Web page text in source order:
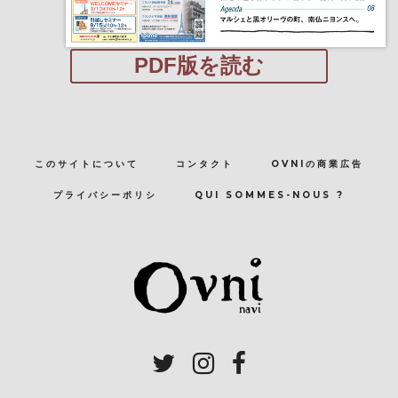
PDF版を読む
このサイトについて コンタクト OVNIの商業広告
プライバシーポリシ QUI SOMMES-NOUS ?